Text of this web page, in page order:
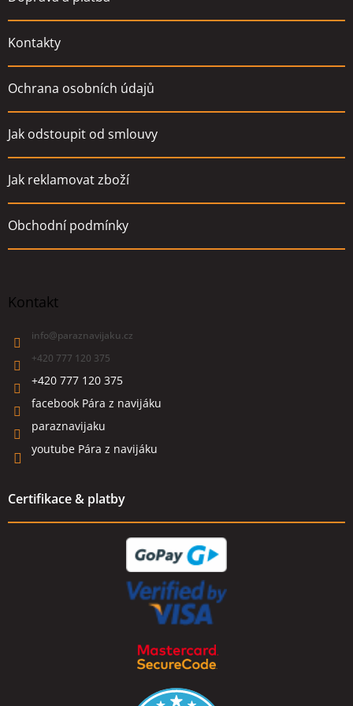
Kontakty
Ochrana osobních údajů
Jak odstoupit od smlouvy
Jak reklamovat zboží
Obchodní podmínky
Kontakt
info@paraznavijaku.cz
+420 777 120 375
+420 777 120 375
facebook Pára z navijáku
paraznavijaku
youtube Pára z navijáku
Certifikace & platby